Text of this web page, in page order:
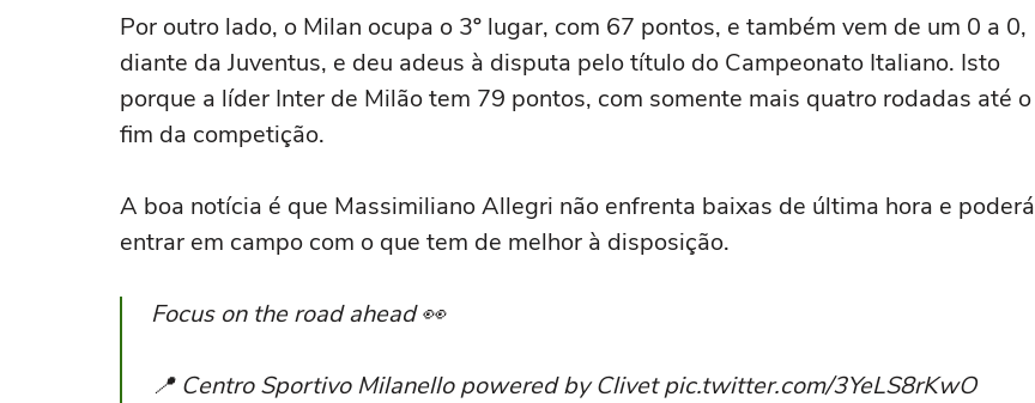
Por outro lado, o Milan ocupa o 3º lugar, com 67 pontos, e também vem de um 0 a 0,
diante da Juventus, e deu adeus à disputa pelo título do Campeonato Italiano. Isto
porque a líder Inter de Milão tem 79 pontos, com somente mais quatro rodadas até o
fim da competição.
A boa notícia é que Massimiliano Allegri não enfrenta baixas de última hora e poderá
entrar em campo com o que tem de melhor à disposição.
Focus on the road ahead 👀
📍 Centro Sportivo Milanello powered by Clivet pic.twitter.com/3YeLS8rKwO